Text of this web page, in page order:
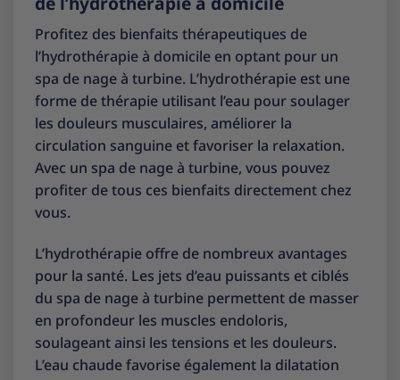
Profitez des bienfaits thérapeutiques de
l’hydrothérapie à domicile en optant pour un
spa de nage à turbine. L’hydrothérapie est une
forme de thérapie utilisant l’eau pour soulager
les douleurs musculaires, améliorer la
circulation sanguine et favoriser la relaxation.
Avec un spa de nage à turbine, vous pouvez
profiter de tous ces bienfaits directement chez
vous.
L’hydrothérapie offre de nombreux avantages
pour la santé. Les jets d’eau puissants et ciblés
du spa de nage à turbine permettent de masser
en profondeur les muscles endoloris,
soulageant ainsi les tensions et les douleurs.
L’eau chaude favorise également la dilatation